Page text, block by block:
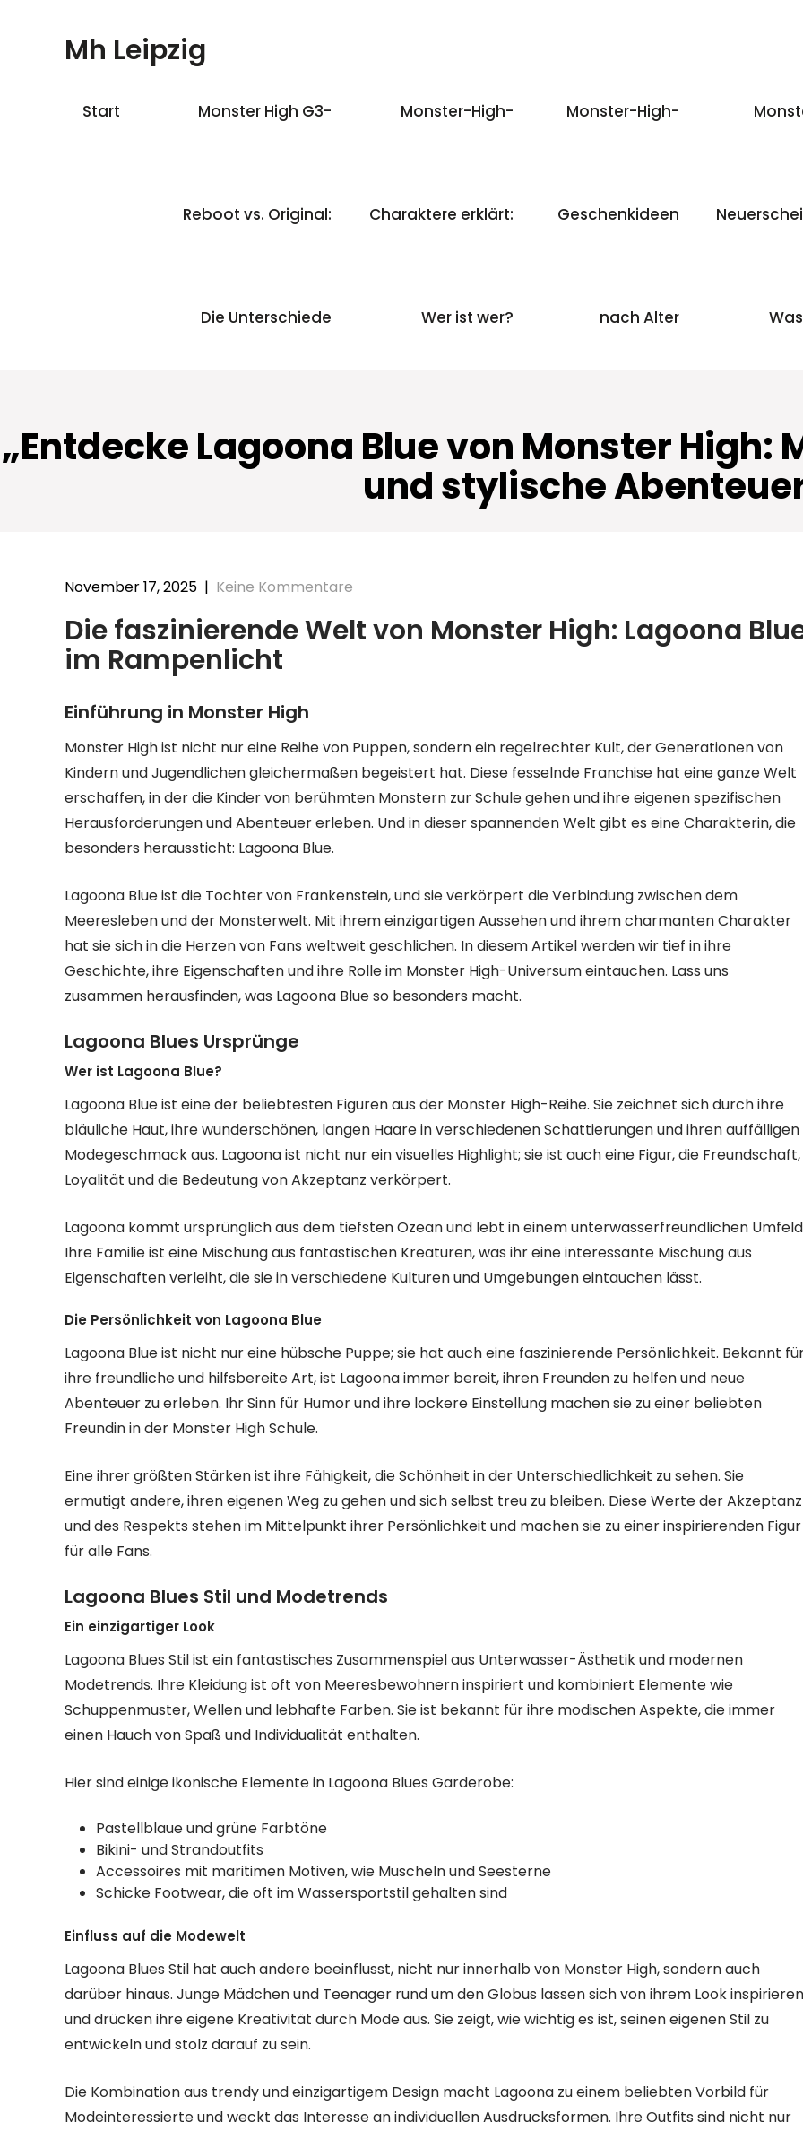
Mh Leipzig
Start Monster High G3-
Reboot vs. Original:
Die Unterschiede
Monster-High-
Charaktere erklärt:
Wer ist wer?
Monster-High-
Geschenkideen
nach Alter
„Entdecke Lagoona Blue von Monster
und stylische
November 17, 2025 | Keine Kommentare
Die faszinierende Welt von Monster High: Lagoona
im Rampenlicht
Einführung in Monster High
Monster High ist nicht nur eine Reihe von Puppen, sondern ein regelrechter Kult, der Generationen von
Kindern und Jugendlichen gleichermaßen begeistert hat. Diese fesselnde Franchise hat eine ganze Welt
erschaffen, in der die Kinder von berühmten Monstern zur Schule gehen und ihre eigenen spezifischen
Herausforderungen und Abenteuer erleben. Und in dieser spannenden Welt gibt es eine Charakterin, die
besonders heraussticht: Lagoona Blue.
Lagoona Blue ist die Tochter von Frankenstein, und sie verkörpert die Verbindung zwischen dem
Meeresleben und der Monsterwelt. Mit ihrem einzigartigen Aussehen und ihrem charmanten Charakter
hat sie sich in die Herzen von Fans weltweit geschlichen. In diesem Artikel werden wir tief in ihre
Geschichte, ihre Eigenschaften und ihre Rolle im Monster High-Universum eintauchen. Lass uns
zusammen herausfinden, was Lagoona Blue so besonders macht.
Lagoona Blues Ursprünge
Wer ist Lagoona Blue?
Lagoona Blue ist eine der beliebtesten Figuren aus der Monster High-Reihe. Sie zeichnet sich durch ihre
bläuliche Haut, ihre wunderschönen, langen Haare in verschiedenen Schattierungen und ihren auffälligen
Modegeschmack aus. Lagoona ist nicht nur ein visuelles Highlight; sie ist auch eine Figur, die Freundschaft,
Loyalität und die Bedeutung von Akzeptanz verkörpert.
Lagoona kommt ursprünglich aus dem tiefsten Ozean und lebt in einem unterwasserfreundlichen
Ihre Familie ist eine Mischung aus fantastischen Kreaturen, was ihr eine interessante Mischung aus
Eigenschaften verleiht, die sie in verschiedene Kulturen und Umgebungen eintauchen lässt.
Die Persönlichkeit von Lagoona Blue
Lagoona Blue ist nicht nur eine hübsche Puppe; sie hat auch eine faszinierende Persönlichkeit. Bekannt
ihre freundliche und hilfsbereite Art, ist Lagoona immer bereit, ihren Freunden zu helfen und neue
Abenteuer zu erleben. Ihr Sinn für Humor und ihre lockere Einstellung machen sie zu einer beliebten
Freundin in der Monster High Schule.
Eine ihrer größten Stärken ist ihre Fähigkeit, die Schönheit in der Unterschiedlichkeit zu sehen. Sie
ermutigt andere, ihren eigenen Weg zu gehen und sich selbst treu zu bleiben. Diese Werte der Akzeptanz
und des Respekts stehen im Mittelpunkt ihrer Persönlichkeit und machen sie zu einer inspirierenden Figur
für alle Fans.
Lagoona Blues Stil und Modetrends
Ein einzigartiger Look
Lagoona Blues Stil ist ein fantastisches Zusammenspiel aus Unterwasser-Ästhetik und modernen
Modetrends. Ihre Kleidung ist oft von Meeresbewohnern inspiriert und kombiniert Elemente wie
Schuppenmuster, Wellen und lebhafte Farben. Sie ist bekannt für ihre modischen Aspekte, die immer
einen Hauch von Spaß und Individualität enthalten.
Hier sind einige ikonische Elemente in Lagoona Blues Garderobe:
Pastellblaue und grüne Farbtöne
Bikini- und Strandoutfits
Accessoires mit maritimen Motiven, wie Muscheln und Seesterne
Schicke Footwear, die oft im Wassersportstil gehalten sind
Einfluss auf die Modewelt
Lagoona Blues Stil hat auch andere beeinflusst, nicht nur innerhalb von Monster High, sondern auch
darüber hinaus. Junge Mädchen und Teenager rund um den Globus lassen sich von ihrem Look inspirieren
und drücken ihre eigene Kreativität durch Mode aus. Sie zeigt, wie wichtig es ist, seinen eigenen Stil zu
entwickeln und stolz darauf zu sein.
Die Kombination aus trendy und einzigartigem Design macht Lagoona zu einem beliebten Vorbild für
Modeinteressierte und weckt das Interesse an individuellen Ausdrucksformen. Ihre Outfits sind nicht nur